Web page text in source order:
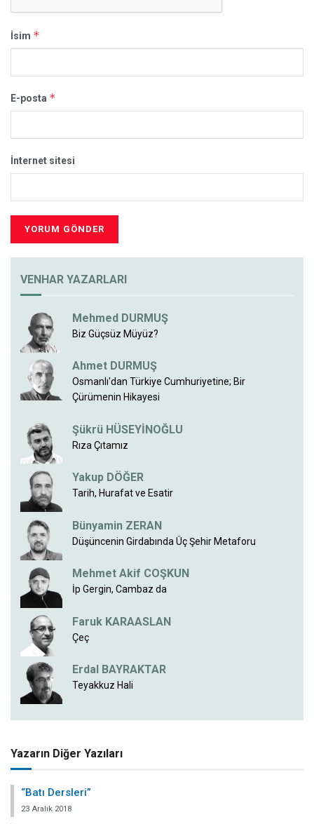
İsim *
E-posta *
İnternet sitesi
VENHAR YAZARLARI
Mehmed DURMUŞ
Biz Güçsüz Müyüz?
Ahmet DURMUŞ
Osmanlı'dan Türkiye Cumhuriyetine; Bir
Çürümenin Hikayesi
Şükrü HÜSEYİNOĞLU
Rıza Çıtamız
Yakup DÖĞER
Tarih, Hurafat ve Esatir
Bünyamin ZERAN
Düşüncenin Girdabında Üç Şehir Metaforu
Mehmet Akif COŞKUN
İp Gergin, Cambaz da
Faruk KARAASLAN
Çeç
Erdal BAYRAKTAR
Teyakkuz Hali
Yazarın Diğer Yazıları
“Batı Dersleri”
23 Aralık 2018